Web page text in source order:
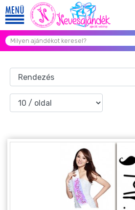
Viszonteladóknak
Grill Party Kellékek ❤️
Egyedi Ajándékok Rendelés
Vicces Pólók
Szerelmes Ajándékok ❤
Budapest Ajándéktárgyak
Szülinapi ajándékok